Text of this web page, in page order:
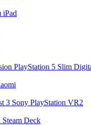
iPad
PlayStation 5 Slim
3 Sony PlayStation VR2
Steam Deck